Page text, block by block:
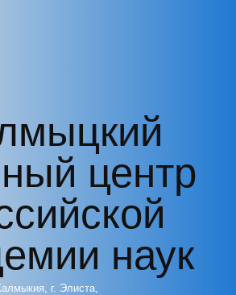
центр
наук
г. Элиста,